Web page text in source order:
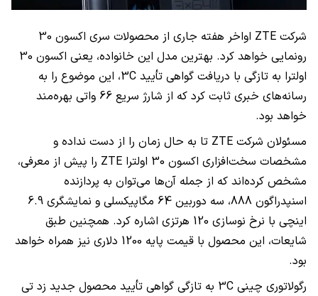
شرکت ZTE
اواخر هفته جاری از محصولات سری اکسون 30
رونمایی خواهد کرد. بهترین مدل این خانواده، یعنی اکسون 30
اولترا به تازگی با دریافت گواهی تأیید 3C، این موضوع را به
رسانه‌های خبری ثابت کرد که از شارژ سریع 66 واتی بهره‌مند
خواهد بود.
مسئولان شرکت ZTE تا به حال زمان را از دست نداده و
مشخصات سخت‌افزاری اکسون 30 اولترا
ZTE را پیش از معرفی،
مشخص کرده‌اند که از جمله آن‌ها می‌توان به پردازنده
اسنپدراگون 888، سه دوربین 64 مگاپیکسلی و نمایشگری 6.9
اینچی با نرخ نوسازی 120 هرتزی اشاره کرد. همچنین طبق
شایعات، این محصول با قیمت پایه 1200 دلاری نیز همراه خواهد
بود.
رگولاتوری چینی 3C به تازگی گواهی تأیید محصول جدید زد تی